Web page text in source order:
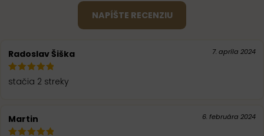
NAPÍŠTE RECENZIU
Radoslav Šiška 7. apríla 2024
stačia 2 streky
Martin 6. februára 2024